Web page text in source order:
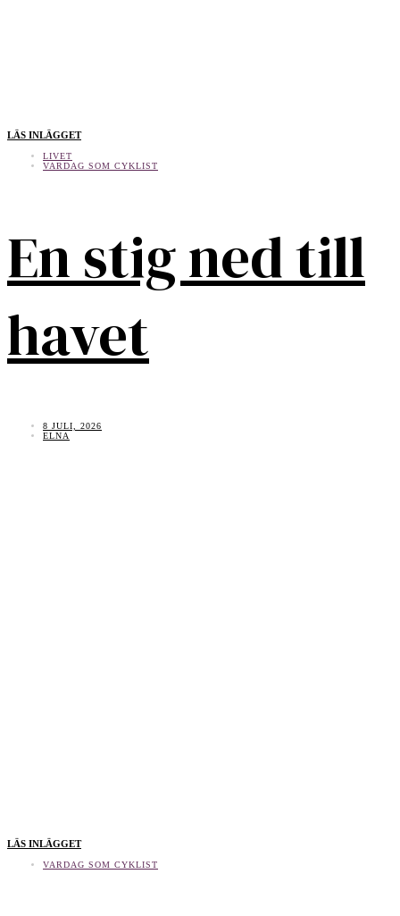
LÄS INLÄGGET
LIVET
VARDAG SOM CYKLIST
En stig ned till
havet
8 JULI, 2026
ELNA
LÄS INLÄGGET
VARDAG SOM CYKLIST